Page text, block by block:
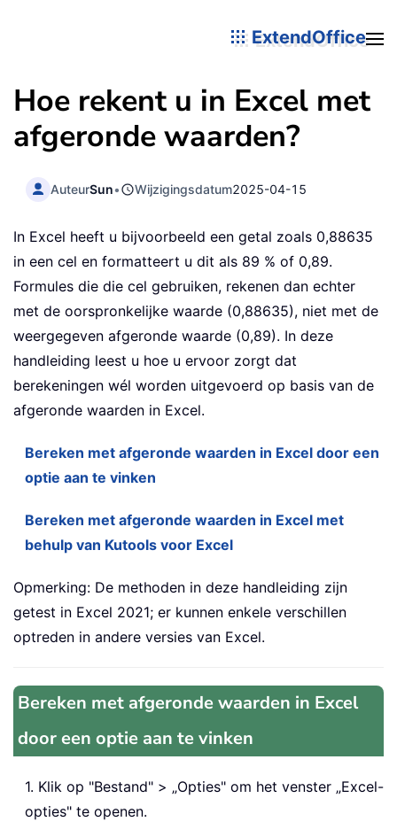
ExtendOffice
Hoe rekent u in Excel met
afgeronde waarden?
AuteurSun• Wijzigingsdatum2025-04-15
In Excel heeft u bijvoorbeeld een getal zoals 0,88635
in een cel en formatteert u dit als 89 % of 0,89.
Formules die die cel gebruiken, rekenen dan echter
met de oorspronkelijke waarde (0,88635), niet met de
weergegeven afgeronde waarde (0,89). In deze
handleiding leest u hoe u ervoor zorgt dat
berekeningen wél worden uitgevoerd op basis van de
afgeronde waarden in Excel.
Bereken met afgeronde waarden in Excel door een
optie aan te vinken
Bereken met afgeronde waarden in Excel met
behulp van Kutools voor Excel
Opmerking: De methoden in deze handleiding zijn
getest in Excel 2021; er kunnen enkele verschillen
optreden in andere versies van Excel.
Bereken met afgeronde waarden in Excel
door een optie aan te vinken
1. Klik op "Bestand" > „Opties" om het venster „Excel-
opties" te openen.